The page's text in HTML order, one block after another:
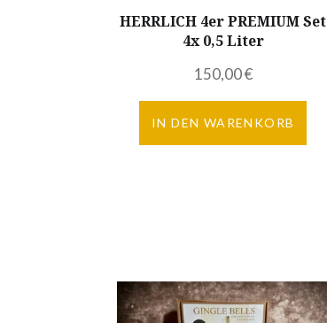
HERRLICH 4er PREMIUM Set
4x 0,5 Liter
150,00€
IN DEN WARENKORB